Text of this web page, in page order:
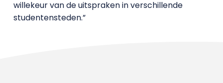
willekeur van de uitspraken in verschillende
studentensteden.”